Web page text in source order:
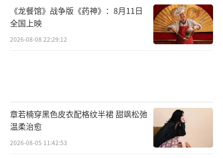
公司、北京微梦创科网络技术有限公司、象山
简笔画文化传媒有限公司、上海是船长影视文
化有限公司联合出品，原著作者张嘉佳编剧导
王大陆、马伯骞、孟子义特别出演，陈妍希、
李嘉琦、张祐维、易小星、酷酷的滕、王天
放、沈南友情出演，刘昊然、乔杉、赵露思惊
《龙餐馆》战争版《药神》：8月11日
全国上映
2026-08-08 22:29:12
章若楠穿黑色皮衣配格纹半裙 甜飒松弛
温柔治愈
2026-08-05 11:42:53